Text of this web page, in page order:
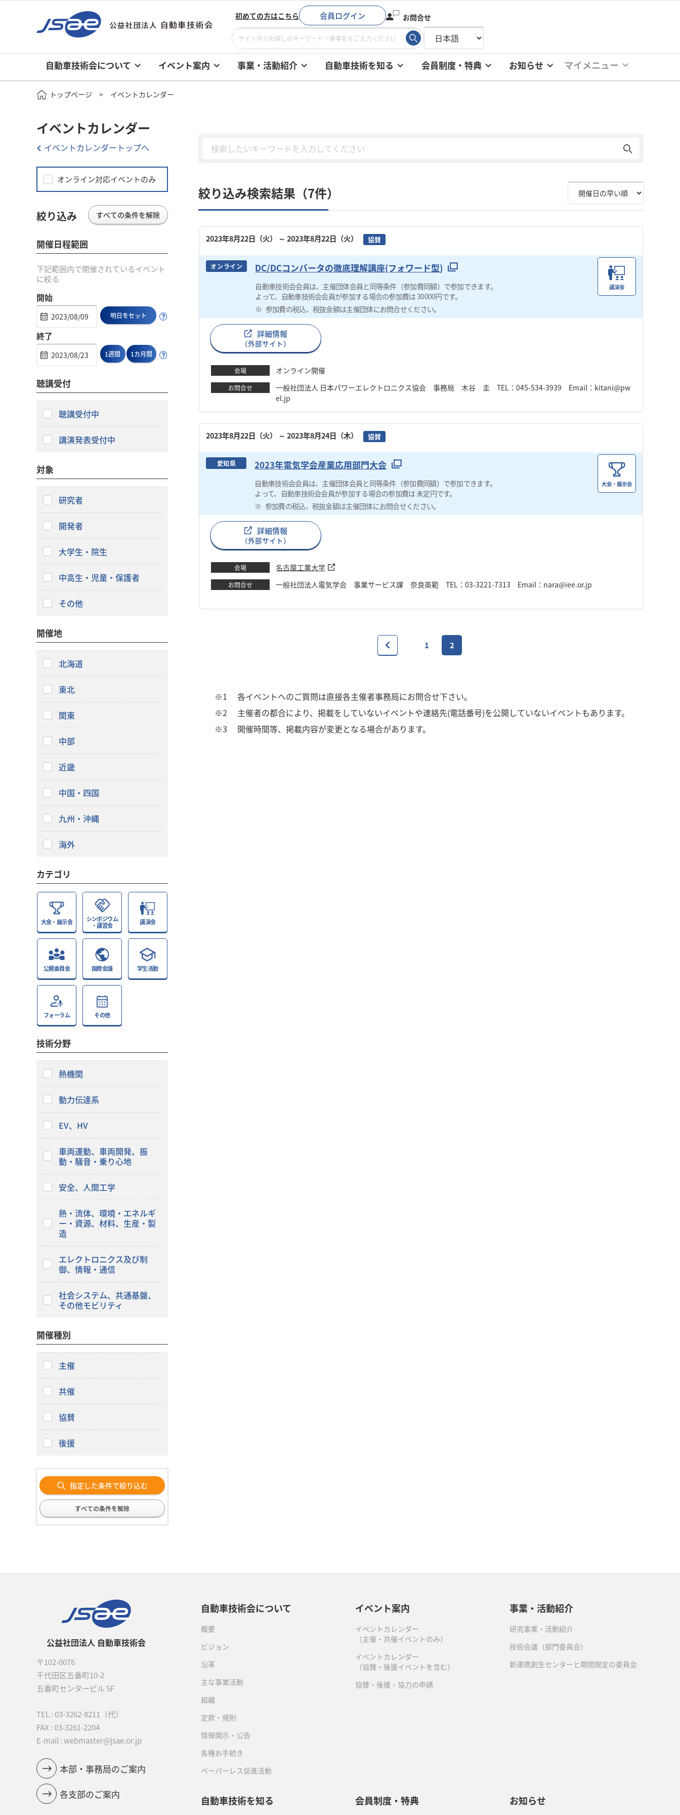
初めての方はこちら 会員ログイン お問合せ
自動車技術会について イベント案内 事業・活動紹介 自動車技術を知る 会員制度・特典 お知らせ マイメニュー
トップページ イベントカレンダー
絞り込み検索結果（7件）
2023年8月22日（火） ～ 2023年8月22日（火） 協賛
オンライン DC/DCコンバータの徹底理解講座(フォワード型)
自動車技術会会員は、主催団体会員と同等条件（参加費同額）で参加できます。
よって、自動車技術会会員が参加する場合の参加費は 30000円です。
参加費の税込、税抜金額は主催団体にお問合せください。
講演会
詳細情報
（外部サイト）
会場 オンライン開催
お問合せ
一般社団法人 日本パワーエレクトロニクス協会 事務局 木谷 圭 TEL：045-534-3939 Email：kitani@pw
el.jp
2023年8月22日（火） ～ 2023年8月24日（木） 協賛
愛知県 2023年電気学会産業応用部門大会
自動車技術会会員は、主催団体会員と同等条件（参加費同額）で参加できます。
よって、自動車技術会会員が参加する場合の参加費は 未定円です。
参加費の税込、税抜金額は主催団体にお問合せください。
大会・展示会
詳細情報
（外部サイト）
会場 名古屋工業大学
お問合せ 一般社団法人電気学会 事業サービス課 奈良英範 TEL：03-3221-7313 Email：nara@iee.or.jp
1 2
※1
各イベントへのご質問は直接各主催者事務局にお問合せ下さい。
※2
主催者の都合により、掲載をしていないイベントや連絡先(電話番号)を公開していないイベントもあります。
※3
開催時間等、掲載内容が変更となる場合があります。
イベントカレンダー
イベントカレンダートップへ
オンライン対応イベントのみ
絞り込み すべての条件を解除
開催日程範囲
下記範囲内で開催されているイベント
に絞る
開始
明日をセット
終了
1週間 1カ月間
聴講受付
聴講受付中
講演発表受付中
対象
研究者
開発者
大学生・院生
中高生・児童・保護者
その他
開催地
北海道
東北
関東
中部
近畿
中国・四国
九州・沖縄
海外
カテゴリ
大会・展示会
シンポジウム
・講習会
講演会
公開委員会 国際会議 学生活動
フォーラム その他
技術分野
熱機関
動力伝達系
EV、HV
車両運動、車両開発、振
動・騒音・乗り心地
安全、人間工学
熱・流体、環境・エネルギ
ー・資源、材料、生産・製
造
エレクトロニクス及び制
御、情報・通信
社会システム、共通基盤、
その他モビリティ
開催種別
主催
共催
協賛
後援
指定した条件で絞り込む
すべての条件を解除
公益社団法人 自動車技術会
〒102-0076
千代田区五番町10-2
五番町センタービル 5F
TEL : 03-3262-8211
（代）
FAX : 03-3261-2204
E-mail : webmaster@jsae.or.jp
本部・事務局のご案内
各支部のご案内
自動車技術会について
概要
ビジョン
沿革
主な事業活動
組織
定款・規則
情報開示・公告
各種お手続き
ペーパーレス促進活動
イベント案内
イベントカレンダー
（主催・共催イベントのみ）
イベントカレンダー
（協賛・後援イベントを含む）
協賛・後援・協力の申請
事業・活動紹介
研究事業・活動紹介
技術会議（部門委員会）
新連携創生センターと期間限定の委員会
自動車技術を知る 会員制度・特典 お知らせ